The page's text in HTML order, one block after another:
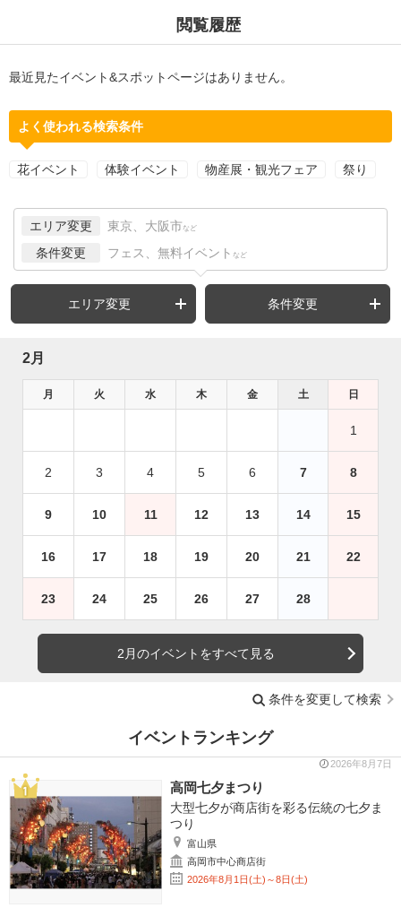
閲覧履歴
最近見たイベント&スポットページはありません。
よく使われる検索条件
花イベント 体験イベント 物産展・観光フェア 祭り
エリア変更 東京、大阪市 など
条件変更 フェス、無料イベント など
エリア変更 条件変更
2月
月 火 水 木 金 土 日
1
2 3 4 5 6 7 8
9 10 11 12 13 14 15
16 17 18 19 20 21 22
23 24 25 26 27 28
2月のイベントをすべて見る
条件を変更して検索
イベントランキング
2026年8月7日
高岡七夕まつり
大型七夕が商店街を彩る伝統の七夕ま
つり
富山県
高岡市中心商店街
2026年8月1日(土)～8日(土)